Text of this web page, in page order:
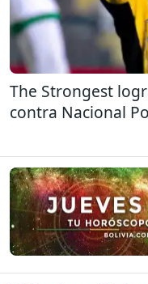
The Strongest
contra Nacional